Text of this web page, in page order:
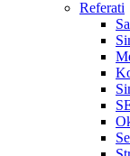
Referati